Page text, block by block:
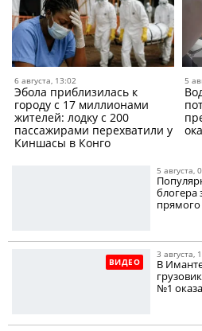
6 августа, 13:02
Эбола приблизилась к
городу с 17 миллионами
жителей: лодку с 200
пассажирами перехватили у
Киншасы в Конго
5
5 августа,
блогера
ВИДЕО
3 августа,
В
№1